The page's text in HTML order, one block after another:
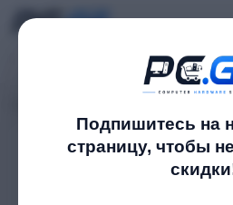
Подпишитесь на
страницу, чтобы